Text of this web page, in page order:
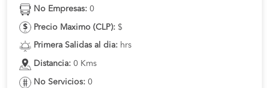
No Empresas: 0
Precio Maximo (CLP): $
Primera Salidas al dia: hrs
Distancia: 0 Kms
No Servicios: 0